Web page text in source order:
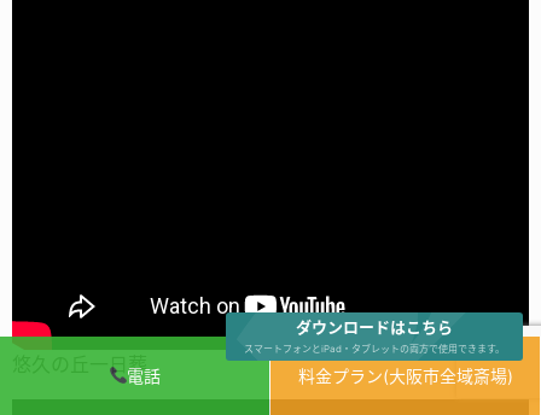
電話 料金プラン(大阪市全域斎場)
悠久の丘一日葬
ダウンロードはこちら
スマートフォンとiPad・タブレットの両方で使用できます。